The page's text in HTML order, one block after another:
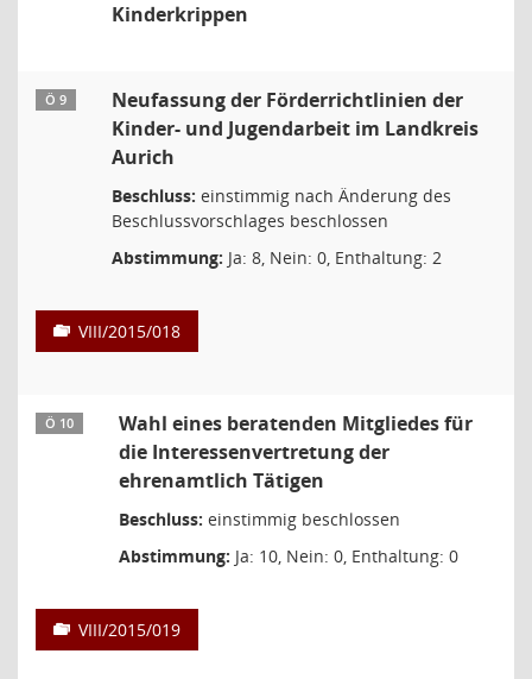
Kinderkrippen
Ö 9
Neufassung der Förderrichtlinien der
Kinder- und Jugendarbeit im Landkreis
Aurich
Beschluss: einstimmig nach Änderung des
Beschlussvorschlages beschlossen
Abstimmung: Ja: 8, Nein: 0, Enthaltung: 2
VIII/2015/018
Ö 10
Wahl eines beratenden Mitgliedes für
die Interessenvertretung der
ehrenamtlich Tätigen
Beschluss: einstimmig beschlossen
Abstimmung: Ja: 10, Nein: 0, Enthaltung: 0
VIII/2015/019